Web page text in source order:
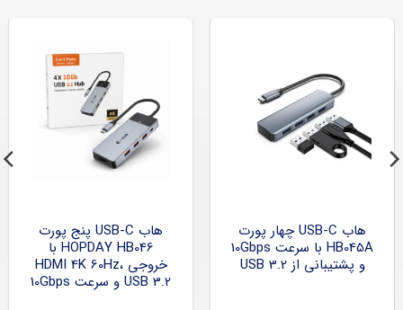
هاب USB-C چهار پورت
HB045A با سرعت 10Gbps
و پشتیبانی از USB 3.2
هاب USB-C پنج پورت
HOPDAY HB046 با
خروجی HDMI 4K 60Hz،
USB 3.2 و سرعت 10Gbps